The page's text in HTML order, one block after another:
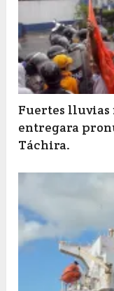
Fuertes lluvias
entregara
Táchira.